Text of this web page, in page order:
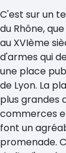
C'est sur un
du Rhône,
au XVIème
d'armes qui
une place
de Lyon. La
plus grandes
commerces
font un
promenade.